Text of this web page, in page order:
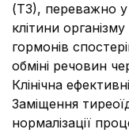
(Т3), переважно у
клітини
гормонів
обміні речовин
Клінічна
Заміщення
нормалізації